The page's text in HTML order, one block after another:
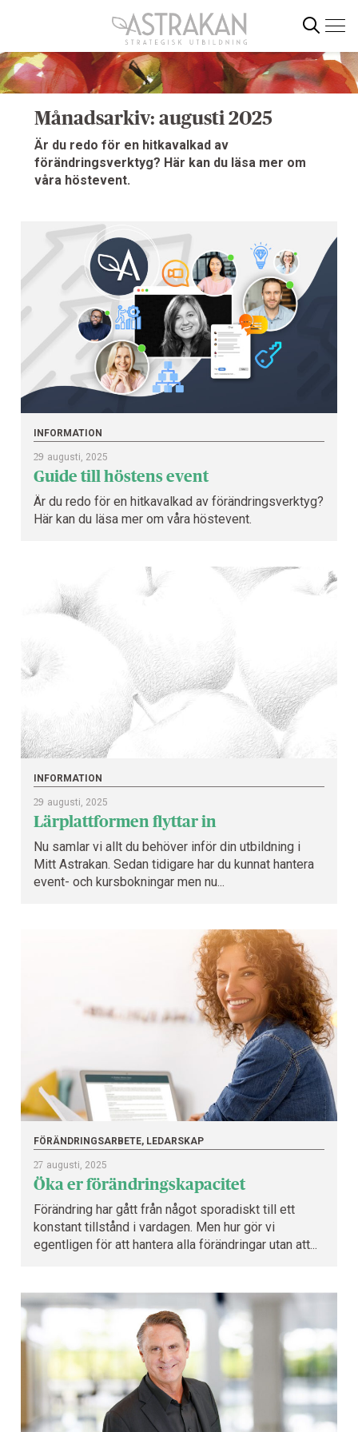
till
innehållet
Sök
Månadsarkiv: augusti 2025
Är du redo för en hitkavalkad av
förändringsverktyg? Här kan du läsa mer om
våra höstevent.
INFORMATION
29 augusti, 2025
Guide till höstens event
Är du redo för en hitkavalkad av förändringsverktyg?
Här kan du läsa mer om våra höstevent.
INFORMATION
29 augusti, 2025
Lärplattformen flyttar in
Nu samlar vi allt du behöver inför din utbildning i
Mitt Astrakan. Sedan tidigare har du kunnat hantera
event- och kursbokningar men nu...
FÖRÄNDRINGSARBETE, LEDARSKAP
27 augusti, 2025
Öka er förändringskapacitet
Förändring har gått från något sporadiskt till ett
konstant tillstånd i vardagen. Men hur gör vi
egentligen för att hantera alla förändringar utan att...